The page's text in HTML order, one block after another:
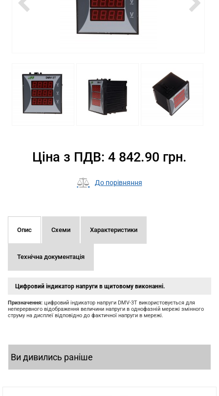
Ціна з ПДВ: 4 842.90 грн.
До порівняння
Опис Схеми Характеристики
Технічна документація
Цифровий індикатор напруги в щитовому виконанні.
Призначення: цифровий індикатор напруги DMV-3T використовується для
неперервного відображення величини напруги в однофазній мережі змінного
струму на дисплеї відповідно до фактичної напруги в мережі.
Ви дивились раніше